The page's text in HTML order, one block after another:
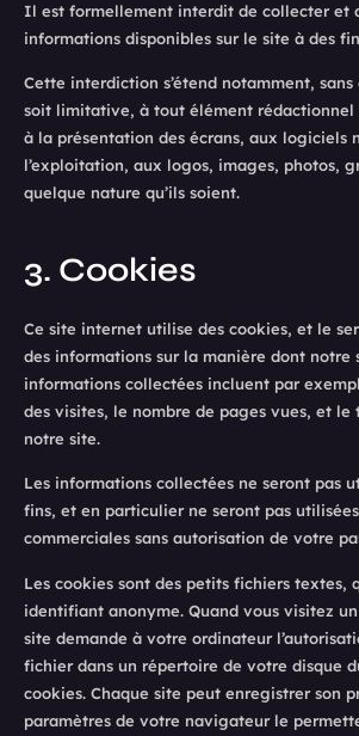
Il est formellement interdit de collecter et
informations disponibles sur le site à des
Cette interdiction s’étend notamment,
soit limitative, à tout élément rédactionnel
à la présentation des écrans, aux logiciels
l’exploitation, aux logos, images, photos,
quelque nature qu’ils soient.
3. Cookies
Ce site internet utilise des cookies, et le
des informations sur la manière dont notre
informations collectées incluent par
des visites, le nombre de pages vues, et le
notre site.
Les informations collectées ne seront pas
fins, et en particulier ne seront pas
commerciales sans autorisation de votre
Les cookies sont des petits fichiers textes,
identifiant anonyme. Quand vous visitez
site demande à votre ordinateur
fichier dans un répertoire de votre disque
cookies. Chaque site peut enregistrer son
paramètres de votre navigateur le